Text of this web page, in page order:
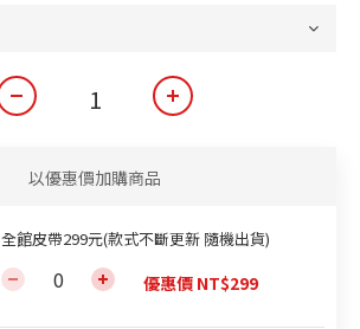
以優惠價加購商品
全館皮帶299元(款式不斷更新 隨機出貨)
優惠價 NT$299